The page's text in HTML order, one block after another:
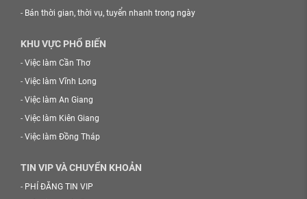
- Bán thời gian, thời vụ, tuyển nhanh trong ngày
KHU VỰC PHỔ BIẾN
- Việc làm Cần Thơ
- Việc làm Vĩnh Long
- Việc làm An Giang
- Việc làm Kiên Giang
- Việc làm Đồng Tháp
TIN VIP VÀ CHUYỂN KHOẢN
- PHÍ ĐĂNG TIN VIP